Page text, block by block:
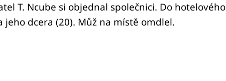
T. Ncube si objednal společnici. Do hotelového
jeho dcera (20). Můž na místě omdlel.